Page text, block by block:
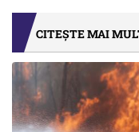
CITEȘTE MAI